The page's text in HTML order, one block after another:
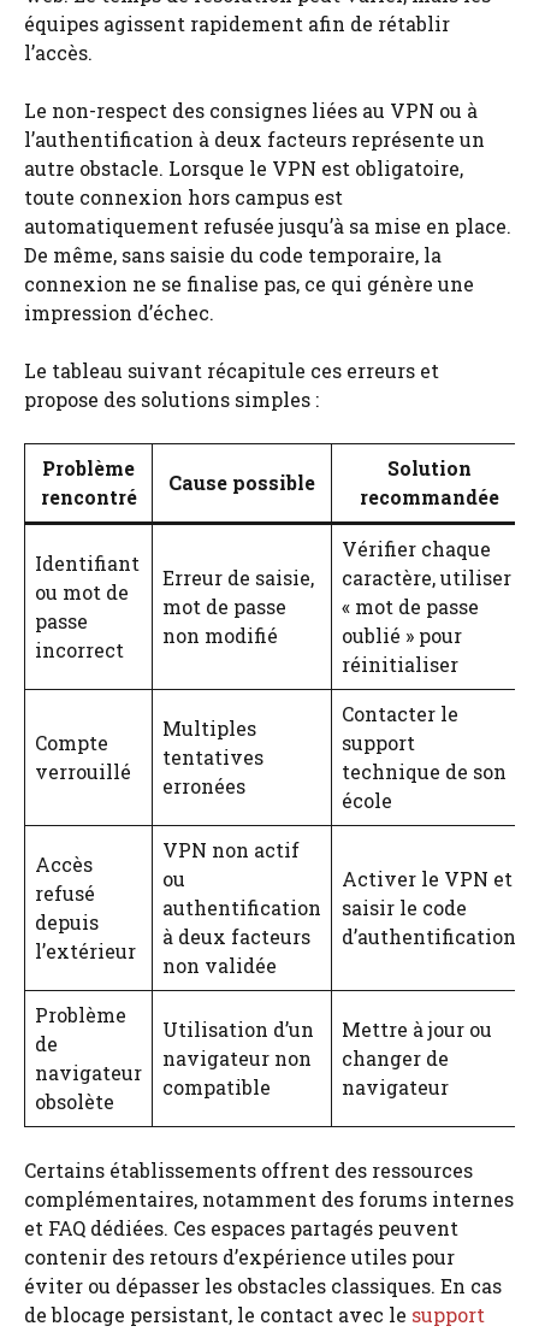
équipes agissent rapidement afin de rétablir
l’accès.
Le non-respect des consignes liées au VPN ou à
l’authentification à deux facteurs représente un
autre obstacle. Lorsque le VPN est obligatoire,
toute connexion hors campus est
automatiquement refusée jusqu’à sa mise en place.
De même, sans saisie du code temporaire, la
connexion ne se finalise pas, ce qui génère une
impression d’échec.
Le tableau suivant récapitule ces erreurs et
propose des solutions simples :
Problème
rencontré
Cause possible
Solution
recommandée
Identifiant
ou mot de
passe
incorrect
Erreur de saisie,
mot de passe
non modifié
Vérifier chaque
caractère, utiliser
« mot de passe
oublié » pour
réinitialiser
Compte
verrouillé
Multiples
tentatives
erronées
Contacter le
support
technique de son
école
Accès
refusé
depuis
l’extérieur
VPN non actif
ou
authentification
à deux facteurs
non validée
Activer le VPN et
saisir le code
d’authentification
Problème
de
navigateur
obsolète
Utilisation d’un
navigateur non
compatible
Mettre à jour ou
changer de
navigateur
Certains établissements offrent des ressources
complémentaires, notamment des forums internes
et FAQ dédiées. Ces espaces partagés peuvent
contenir des retours d’expérience utiles pour
éviter ou dépasser les obstacles classiques. En cas
de blocage persistant, le contact avec le support